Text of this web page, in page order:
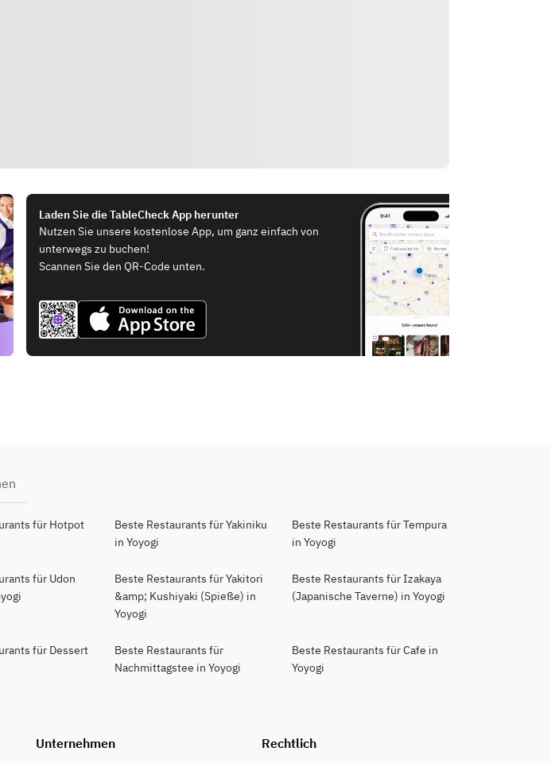
Laden Sie die TableCheck App herunter
Nutzen Sie unsere kostenlose App, um ganz einfach von
unterwegs zu buchen!
Scannen Sie den QR-Code unten.
für Hotpot
Beste Restaurants für Yakiniku
in Yoyogi
Beste Restaurants für Tempura
in Yoyogi
für Udon
Beste Restaurants für Yakitori
&amp; Kushiyaki (Spieße) in
Yoyogi
Beste Restaurants für Izakaya
(Japanische Taverne) in Yoyogi
für Dessert
Beste Restaurants für
Nachmittagstee in Yoyogi
Beste Restaurants für Cafe in
Yoyogi
Unternehmen Rechtlich